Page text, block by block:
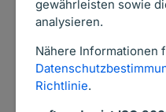
gewährleisten sowie
analysieren.
Nähere Informationen
Richtlinie.
beschleunigen und
gestalten.